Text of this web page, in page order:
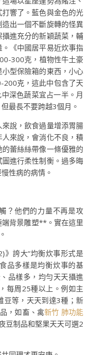
響了。藍色與金色的光
出一個不斷旋轉的怪異
進充分的新穎蔬菜，輔
《中國居平易近炊事指
300克，植物性牛土豪
型保險箱的東西，小心
200克，這此中包含了天
深色蔬菜宜占一半。月
最長不要跨越3個月。
說，飲食過量增添胃腸
來說，會消化不良，積
蕾絲絲帶像一條優雅的
進行柔性制衡。過多晦
性病的病情。
？他們的力量不再是攻
背景雕塑**。實在這里
》誇大“均衡炊事形式是
品多樣是均衡炊事的基
品樣多，均勻天天攝進
每周25種以上。例如主
豆等，天天到達3種；新
，如畜、禽新竹 肺功能
豆制品和堅果天天可選2